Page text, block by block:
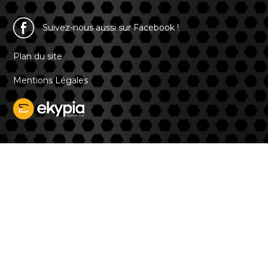
Suivez-nous aussi sur Facebook !
Plan du site
Mentions Légales